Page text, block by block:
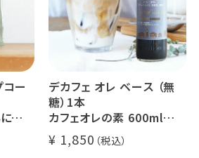
コー
合う
デカフェ オレ ベース （無
糖）1本
カフェオレの素 600ml
瓶タイプ 4~5倍希釈 / 砂
糖不使用
1,850